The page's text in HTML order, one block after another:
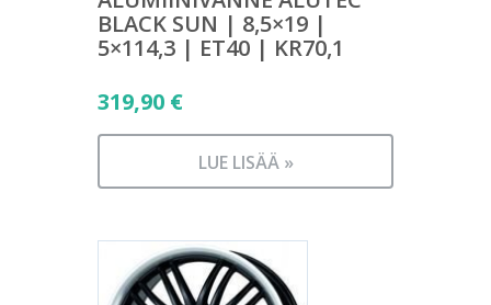
BLACK SUN | 8,5×19 |
5×114,3 | ET40 | KR70,1
319,90 €
LUE LISÄÄ »